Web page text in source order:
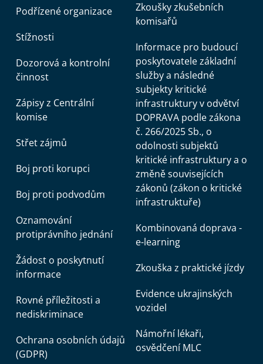
Podřízené organizace
Stížnosti
Dozorová a kontrolní
činnost
Zápisy z Centrální
komise
Střet zájmů
Boj proti korupci
Boj proti podvodům
Oznamování
protiprávního jednání
Žádost o poskytnutí
informace
Rovné příležitosti a
nediskriminace
Ochrana osobních údajů
(GDPR)
Zkoušky zkušebních
komisařů
Informace pro budoucí
poskytovatele základní
služby a následné
subjekty kritické
infrastruktury v odvětví
DOPRAVA podle zákona
č. 266/2025 Sb., o
odolnosti subjektů
kritické infrastruktury a o
změně souvisejících
zákonů (zákon o kritické
infrastruktuře)
Kombinovaná doprava -
e-learning
Zkouška z praktické jízdy
Evidence ukrajinských
vozidel
Námořní lékaři,
osvědčení MLC